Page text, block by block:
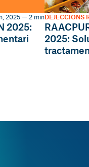
2025:
2025 — 2 min
2025:
DEJECCIONS